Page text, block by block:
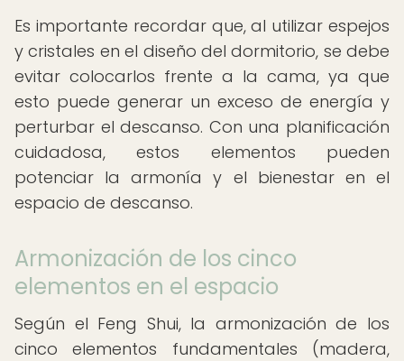
Es importante recordar que, al utilizar espejos
y cristales en el diseño del dormitorio, se debe
evitar colocarlos frente a la cama, ya que
esto puede generar un exceso de energía y
perturbar el descanso. Con una planificación
cuidadosa, estos elementos pueden
potenciar la armonía y el bienestar en el
espacio de descanso.
Armonización de los cinco
elementos en el espacio
Según el Feng Shui, la armonización de los
cinco elementos fundamentales (madera,